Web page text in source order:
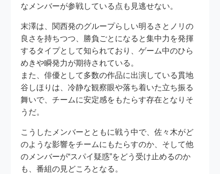
なメンバーが参戦している点も見逃せない。
末澤は、関西発のグループらしい明るさとノリの
良さを持ちつつ、勝負ごとになると集中力を発揮
するタイプとして知られており、ゲーム中のひら
めきや瞬発力が期待されている。
また、俳優として多数の作品に出演している貫地
谷しほりは、冷静な観察眼や落ち着いた立ち振る
舞いで、チームに安定感をもたらす存在となりそ
うだ。
こうしたメンバーとともに戦う中で、佐々木がど
のような影響をチームにもたらすのか、そして他
のメンバーが“スパイ疑惑”をどう受け止めるのか
も、番組の見どころとなる。